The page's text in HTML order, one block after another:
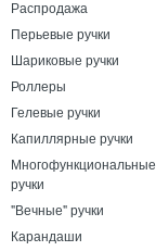
Распродажа
Перьевые ручки
Шариковые ручки
Роллеры
Гелевые ручки
Капиллярные ручки
Многофункциональные
ручки
"Вечные" ручки
Карандаши